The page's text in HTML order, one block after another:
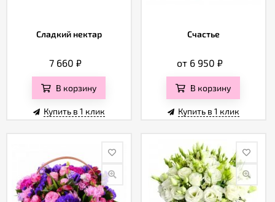
Сладкий нектар
7 660 ₽
В корзину
Купить в 1 клик
Счастье
от 6 950 ₽
В корзину
Купить в 1 клик